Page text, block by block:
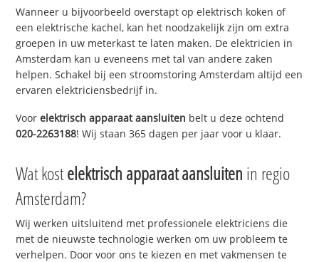
Wanneer u bijvoorbeeld overstapt op elektrisch koken of
een elektrische kachel, kan het noodzakelijk zijn om extra
groepen in uw meterkast te laten maken. De elektricien in
Amsterdam kan u eveneens met tal van andere zaken
helpen. Schakel bij een stroomstoring Amsterdam altijd een
ervaren elektriciensbedrijf in.
Voorelektrisch apparaat aansluiten belt u deze ochtend
020-2263188! Wij staan 365 dagen per jaar voor u klaar.
Wat kostelektrisch apparaat aansluiten in regio
Amsterdam?
Wij werken uitsluitend met professionele elektriciens die
met de nieuwste technologie werken om uw probleem te
verhelpen. Door voor ons te kiezen en met vakmensen te